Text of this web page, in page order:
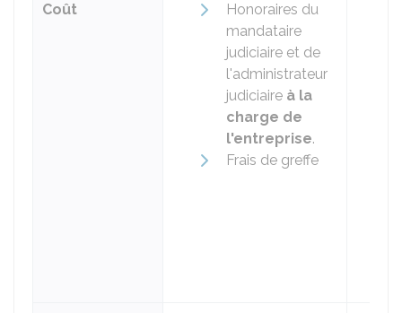
Coût
Honoraires du
mandataire
judiciaire et de
l'administrateur
judiciaire à la
charge de
l'entreprise.
Frais de greffe